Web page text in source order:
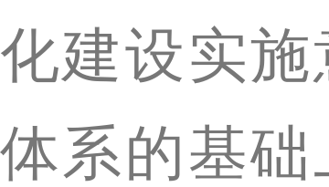
建设实施
系的基础